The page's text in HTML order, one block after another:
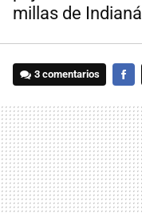
millas de
3 comentarios